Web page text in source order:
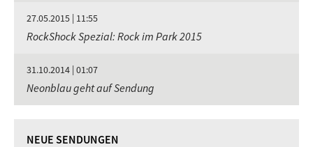
27.05.2015 | 11:55
RockShock Spezial: Rock im Park 2015
31.10.2014 | 01:07
Neonblau geht auf Sendung
NEUE SENDUNGEN